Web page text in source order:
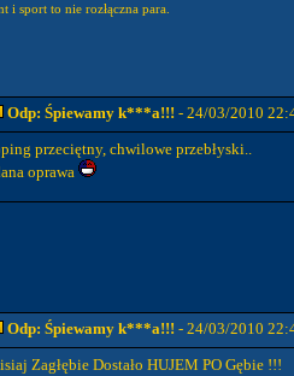
i sport to nie rozłączna para.
Odp: Śpiewamy k***a!!! - 24/03/2010
przeciętny, chwilowe przebłyski..
oprawa
Odp: Śpiewamy k***a!!! - 24/03/2010
Zagłębie Dostało HUJEM PO Gębie !!!